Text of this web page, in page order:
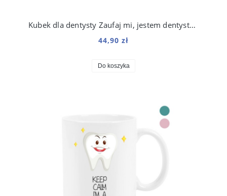
Kubek dla dentysty Zaufaj mi, jestem dentystą 330 ml
44,90 zł
Do koszyka